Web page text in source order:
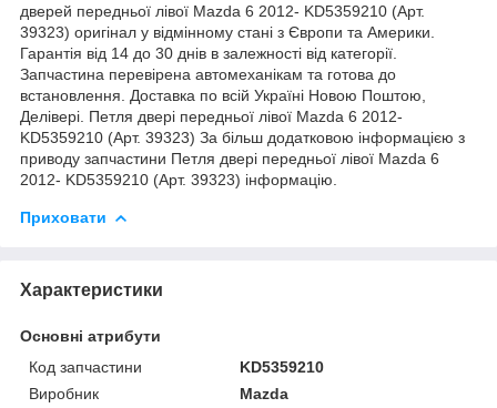
дверей передньої лівої Mazda 6 2012- KD5359210 (Арт.
39323) оригінал у відмінному стані з Європи та Америки.
Гарантія від 14 до 30 днів в залежності від категорії.
Запчастина перевірена автомеханікам та готова до
встановлення. Доставка по всій Україні Новою Поштою,
Делівері. Петля двері передньої лівої Mazda 6 2012-
KD5359210 (Арт. 39323) За більш додатковою інформацією з
приводу запчастини Петля двері передньої лівої Mazda 6
2012- KD5359210 (Арт. 39323) інформацію.
Приховати
Характеристики
Основні атрибути
Код запчастини
KD5359210
Виробник
Mazda